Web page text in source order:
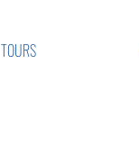
TOURS